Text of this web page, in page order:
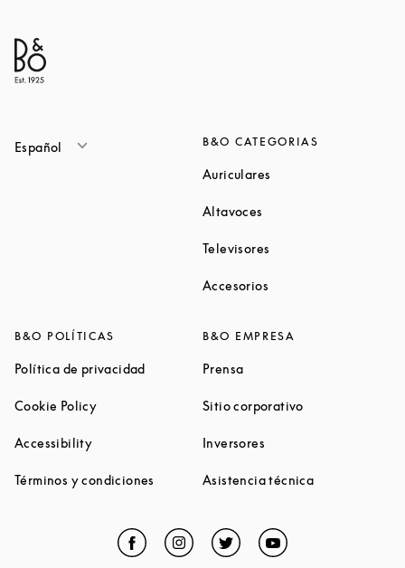
Español B&O CATEGORIAS
Auriculares
Altavoces
Televisores
Accesorios
B&O POLÍTICAS
Política de privacidadLink Opens in New Tab
Cookie PolicyLink Opens in New Tab
AccessibilityLink Opens in New Tab
Términos y condiciones Link Opens in New Tab
B&O EMPRESA
PrensaLink Opens in New Tab
Sitio corporativoLink Opens in
Inversores
Asistencia técnicaLink Opens in
Facebook
Link Opens in New Tab
Instagram
Link Opens in New Tab
TwitterLink Opens in New Tab
YouTubeLink Opens in